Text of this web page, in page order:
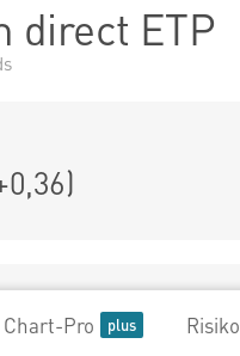
direct ETP
)
Chart-Pro